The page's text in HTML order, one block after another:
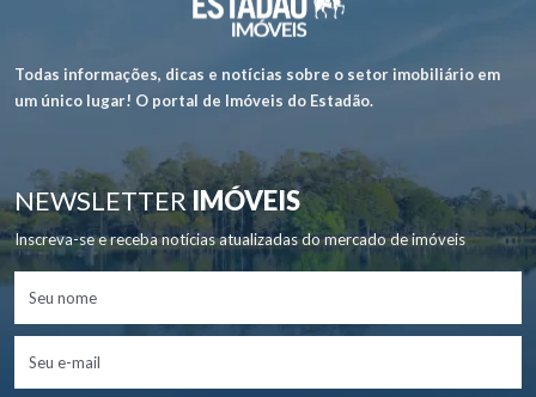
Todas informações, dicas e notícias sobre o setor imobiliário em
um único lugar! O portal de Imóveis do Estadão.
NEWSLETTERIMÓVEIS
Inscreva-se e receba notícias atualizadas do mercado de imóveis